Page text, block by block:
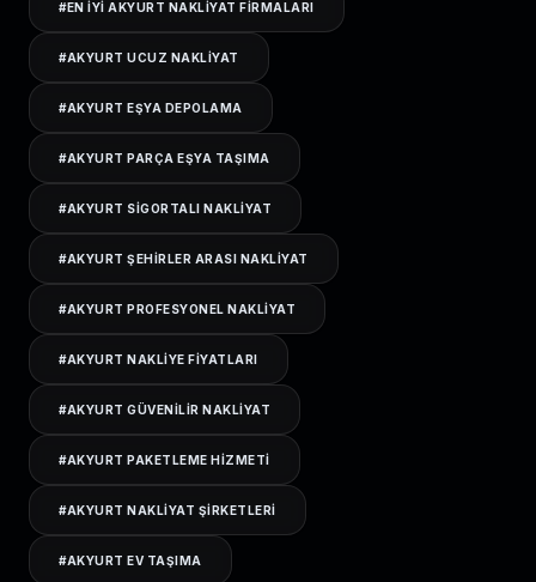
#EN IYI AKYURT NAKLIYAT FIRMALARI
#AKYURT UCUZ NAKLIYAT
#AKYURT EŞYA DEPOLAMA
#AKYURT PARÇA EŞYA TAŞIMA
#AKYURT SIGORTALI NAKLIYAT
#AKYURT ŞEHIRLER ARASI NAKLIYAT
#AKYURT PROFESYONEL NAKLIYAT
#AKYURT NAKLIYE FIYATLARI
#AKYURT GÜVENILIR NAKLIYAT
#AKYURT PAKETLEME HIZMETI
#AKYURT NAKLIYAT ŞIRKETLERI
#AKYURT EV TAŞIMA